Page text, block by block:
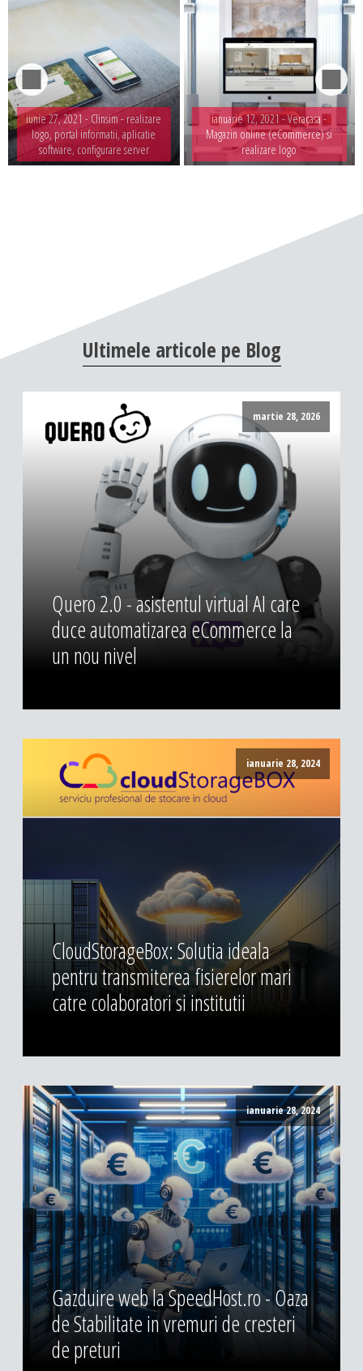
iunie 27, 2021 - Clinsim - realizare
logo, portal informatii, aplicatie
software, configurare server
ianuarie 12, 2021 -Veracasa -
Magazin online (eCommerce) si
realizare logo
Ultimele articole pe Blog
martie 28, 2026
Quero 2.0 - asistentul virtual AI care
duce automatizarea eCommerce la
un nou nivel
ianuarie 28, 2024
CloudStorageBox: Solutia ideala
pentru transmiterea fisierelor mari
catre colaboratori si institutii
ianuarie 28, 2024
Gazduire web la SpeedHost.ro - Oaza
de Stabilitate in vremuri de cresteri
de preturi